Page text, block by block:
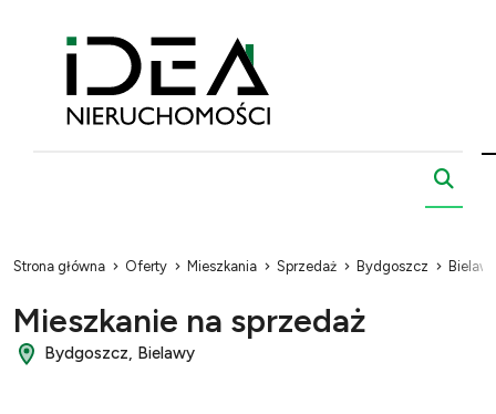
Strona główna Oferty Mieszkania Sprzedaż Bydgoszcz
Mieszkanie na sprzedaż
Bydgoszcz, Bielawy